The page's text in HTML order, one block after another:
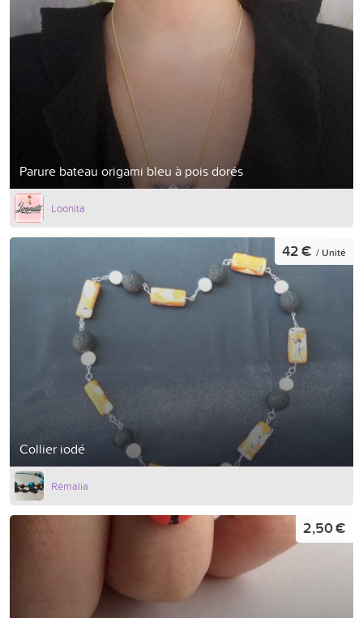
Parure bateau origami bleu à pois dorés
Loonita
Collier iodé
42 € / Unité
Rémalia
2,50 €